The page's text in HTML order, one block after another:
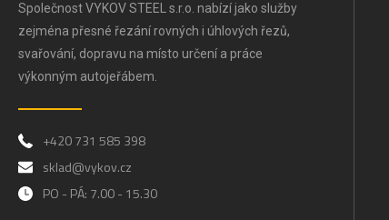
Společnost VYKOV STEEL s.r.o. nabízí jako služby
zejména přesné řezání rovných i úhlových řezů,
svařování, dopravu na místo určení a práce
výkonným autojeřábem.
+420 731 585 398
sklad@vykov.cz
PO - PÁ: 7.00 - 15.30